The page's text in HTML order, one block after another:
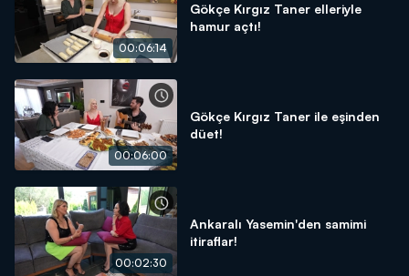
00:06:14
Gökçe Kırgız Taner elleriyle
hamur açtı!
00:06:00
Gökçe Kırgız Taner ile eşinden
düet!
00:02:30
Ankaralı Yasemin'den samimi
itiraflar!